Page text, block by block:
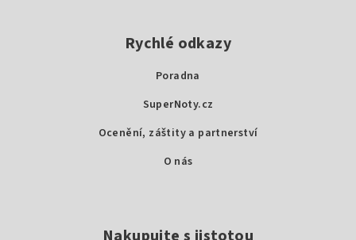
Rychlé odkazy
Poradna
SuperNoty.cz
Ocenění, záštity a partnerství
O nás